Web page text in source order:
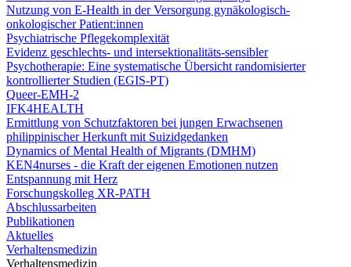
Nutzung von E-Health in der Versorgung gynäkologisch-
onkologischer Patient:innen
Psychiatrische Pflegekomplexität
Evidenz geschlechts- und intersektionalitäts-sensibler
Psychotherapie: Eine systematische Übersicht randomisierter
kontrollierter Studien (EGIS-PT)
Queer-EMH-2
IFK4HEALTH
Ermittlung von Schutzfaktoren bei jungen Erwachsenen
philippinischer Herkunft mit Suizidgedanken
Dynamics of Mental Health of Migrants (DMHM)
KEN4nurses - die Kraft der eigenen Emotionen nutzen
Entspannung mit Herz
Forschungskolleg XR-PATH
Abschlussarbeiten
Publikationen
Aktuelles
Verhaltensmedizin
Verhaltensmedizin